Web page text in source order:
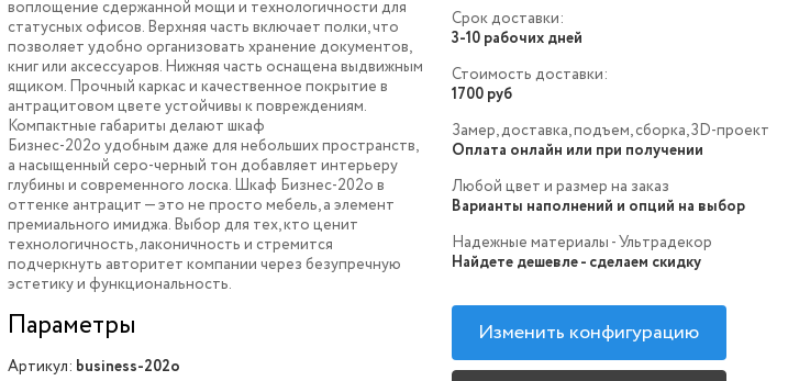
воплощение сдержанной мощи и технологичности для
статусных офисов. Верхняя часть включает полки, что
позволяет удобно организовать хранение документов,
книг или аксессуаров. Нижняя часть оснащена выдвижным
ящиком. Прочный каркас и качественное покрытие в
антрацитовом цвете устойчивы к повреждениям.
Компактные габариты делают шкаф
Бизнес-202oудобным даже для небольших пространств,
а насыщенный серо-черный тон добавляет интерьеру
глубины и современного лоска. Шкаф Бизнес-202oв
оттенке антрацит — это не просто мебель, а элемент
премиального имиджа. Выбор для тех, кто ценит
технологичность, лаконичность и стремится
подчеркнуть авторитет компании через безупречную
эстетику и функциональность.
Параметры
Артикул: business-202o
Срок доставки:
3-10 рабочих дней
Стоимость доставки:
1700 руб
Замер, доставка, подъем, сборка, 3D-проект
Оплата онлайн или при получении
Любой цвет и размер на заказ
Варианты наполнений и опций на выбор
Надежные материалы - Ультрадекор
Найдете дешевле - сделаем скидку
Изменить конфигурацию